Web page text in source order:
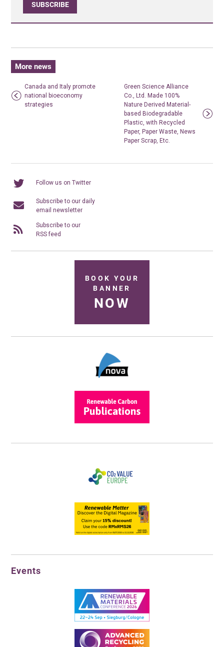
SUBSCRIBE
More news
Canada and Italy promote
national bioeconomy
strategies
Green Science Alliance
Co., Ltd. Made 100%
Nature Derived Material-
based Biodegradable
Plastic, with Recycled
Paper, Paper Waste, News
Paper Scrap, Etc.
Follow us on Twitter
Subscribe to our daily
email newsletter
Subscribe to our
RSS feed
BOOK YOUR
BANNER
NOW
Events